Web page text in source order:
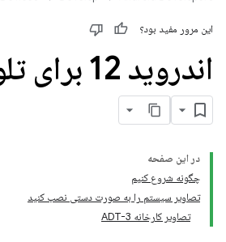
این مرور مفید بود؟
اندروید 12 برای تلویزیون
در این صفحه
چگونه شروع کنیم
تصاویر سیستم را به صورت دستی نصب کنید
تصاویر کارخانه ADT-3